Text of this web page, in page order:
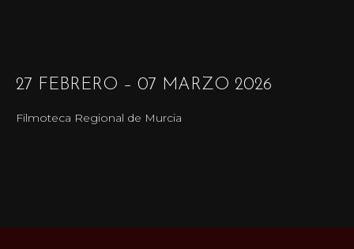
27 FEBRERO – 07 MARZO 2026
Filmoteca Regional de Murcia